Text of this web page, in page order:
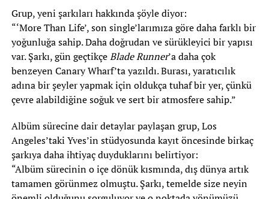
Grup, yeni şarkıları hakkında şöyle diyor:
“‘More Than Life’, son single’larımıza göre daha farklı bir
yoğunluğa sahip. Daha doğrudan ve sürükleyici bir yapısı
var. Şarkı, gün geçtikçeBlade Runner’a daha çok
benzeyen Canary Wharf’ta yazıldı. Burası, yaratıcılık
adına bir şeyler yapmak için oldukça tuhaf bir yer, çünkü
çevre alabildiğine soğuk ve sert bir atmosfere sahip.”
Albüm sürecine dair detaylar paylaşan grup, Los
Angeles’taki Yves’in stüdyosunda kayıt öncesinde birkaç
şarkıya daha ihtiyaç duyduklarını belirtiyor:
“Albüm sürecinin o içe dönük kısmında, dış dünya artık
tamamen görünmez olmuştu. Şarkı, temelde size neyin